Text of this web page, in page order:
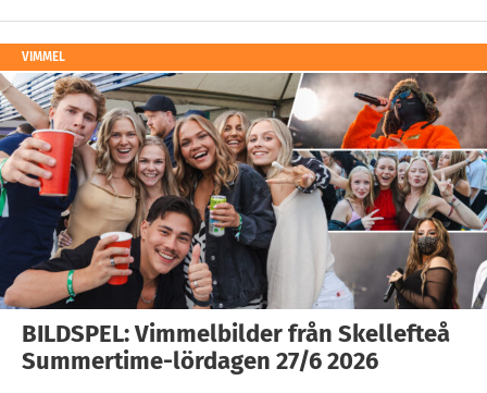
VIMMEL
BILDSPEL: Vimmelbilder från Skellefteå
Summertime-lördagen 27/6 2026